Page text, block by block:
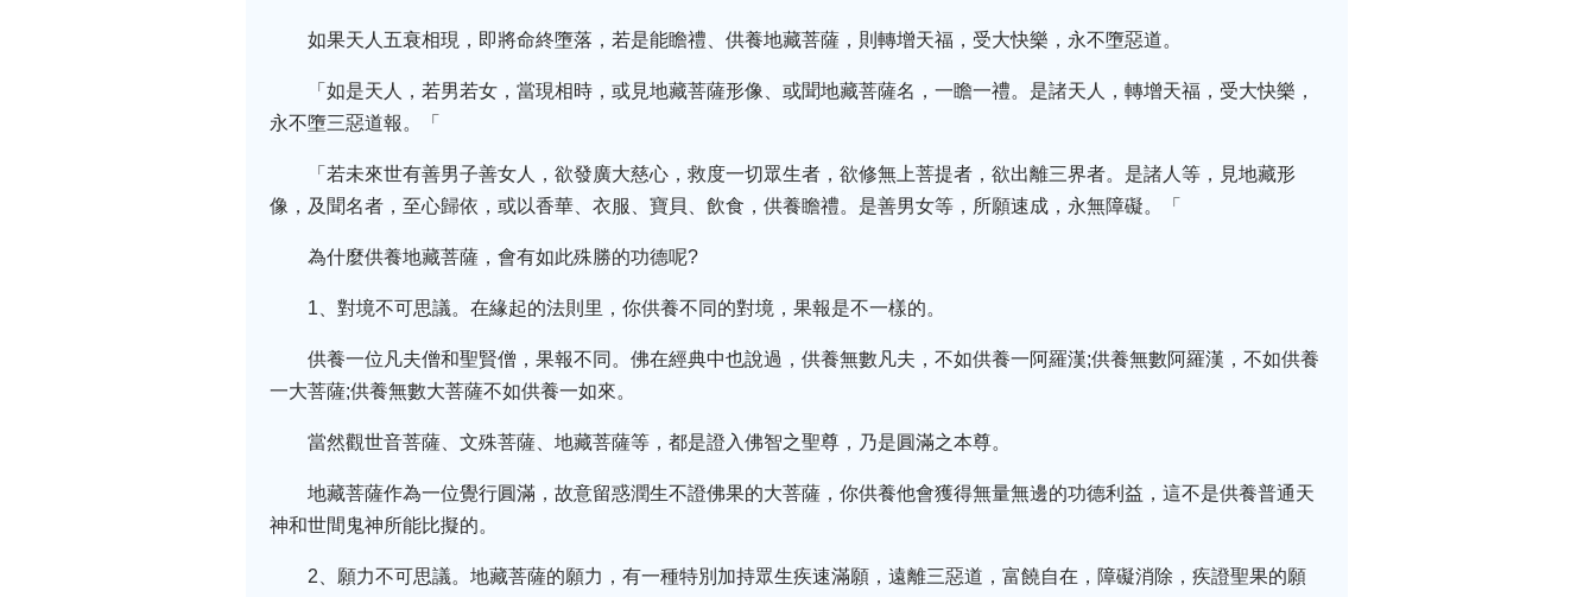
如果天人五衰相現，即將命終墮落，若是能瞻禮、供養地藏菩薩，則轉增天福，受大快樂，永不墮惡道。
「如是天人，若男若女，當現相時，或見地藏菩薩形像、或聞地藏菩薩名，一瞻一禮。是諸天人，轉增天福，受大快樂，
永不墮三惡道報。「
「若未來世有善男子善女人，欲發廣大慈心，救度一切眾生者，欲修無上菩提者，欲出離三界者。是諸人等，見地藏形
像，及聞名者，至心歸依，或以香華、衣服、寶貝、飲食，供養瞻禮。是善男女等，所願速成，永無障礙。「
為什麼供養地藏菩薩，會有如此殊勝的功德呢?
1、對境不可思議。在緣起的法則里，你供養不同的對境，果報是不一樣的。
供養一位凡夫僧和聖賢僧，果報不同。佛在經典中也說過，供養無數凡夫，不如供養一阿羅漢;供養無數阿羅漢，不如供養
一大菩薩;供養無數大菩薩不如供養一如來。
當然觀世音菩薩、文殊菩薩、地藏菩薩等，都是證入佛智之聖尊，乃是圓滿之本尊。
地藏菩薩作為一位覺行圓滿，故意留惑潤生不證佛果的大菩薩，你供養他會獲得無量無邊的功德利益，這不是供養普通天
神和世間鬼神所能比擬的。
2、願力不可思議。地藏菩薩的願力，有一種特別加持眾生疾速滿願，遠離三惡道，富饒自在，障礙消除，疾證聖果的願